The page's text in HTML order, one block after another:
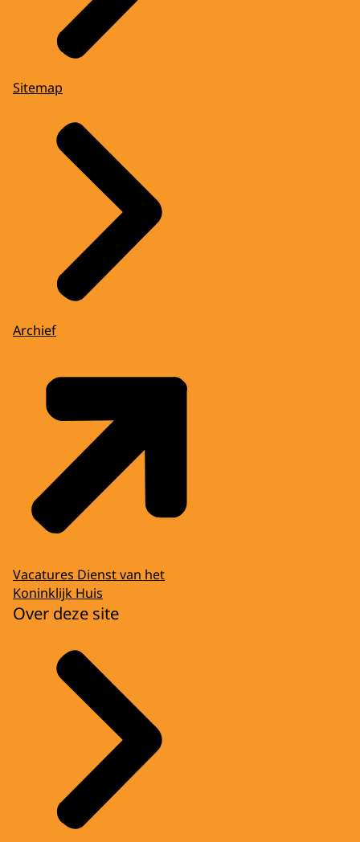
Sitemap
Archief
Vacatures Dienst van het
Koninklijk Huis
Over deze site